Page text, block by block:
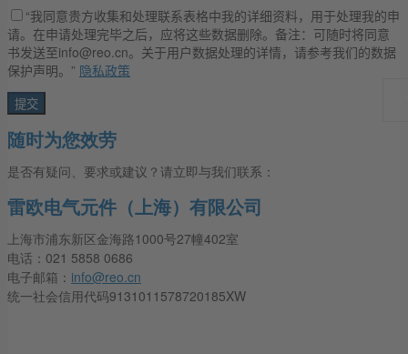
“我同意贵方收集和处理联系表格中我的详细资料，用于处理我的申
请。在申请处理完毕之后，应将这些数据删除。备注：可随时将同意
书发送至info@reo.cn。关于用户数据处理的详情，请参考我们的数据
保护声明。” 隐私政策
随时为您效劳
是否有疑问、要求或建议？请立即与我们联系：
雷欧电气元件（上海）有限公司
上海市浦东新区金海路1000号27幢402室
电话：021 5858 0686
电子邮箱： info@reo.cn
统一社会信用代码9131011578720185XW